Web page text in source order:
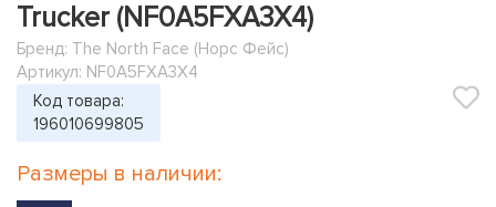
Trucker (NF0A5FXA3X4)
Бренд: The North Face (Норс Фейс)
Артикул: NF0A5FXA3X4
Код товара:
196010699805
Размеры в наличии: